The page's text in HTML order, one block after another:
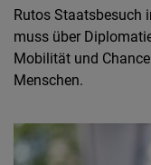
Rutos Staatsbesuch
muss über
Mobilität und
Menschen.